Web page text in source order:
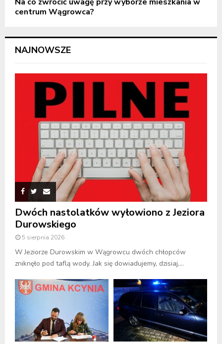
centrum Wągrowca?
NAJNOWSZE
Dwóch nastolatków wyłowiono z Jeziora
Durowskiego
5 sierpnia 2026
W Jeziorze Durowskim w Wągrowcu dwóch chłopców
zniknęło pod taflą wody. Jak się dowiadujemy, dzisiaj,...